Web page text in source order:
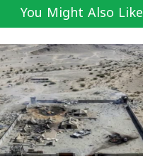
You Might Also Like